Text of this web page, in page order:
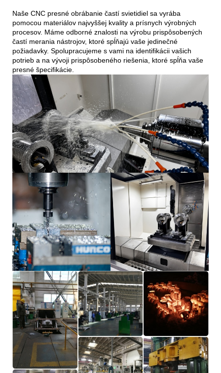
Naše CNC presné obrábanie častí svietidiel sa vyrába
pomocou materiálov najvyššej kvality a prísnych výrobných
procesov. Máme odborné znalosti na výrobu prispôsobených
častí merania nástrojov, ktoré spĺňajú vaše jedinečné
požiadavky. Spolupracujeme s vami na identifikácii vašich
potrieb a na vývoji prispôsobeného riešenia, ktoré spĺňa vaše
presné špecifikácie.